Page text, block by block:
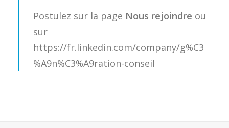
Postulez sur la page Nous rejoindre ou
sur
https://fr.linkedin.com/company/g%C3
%A9n%C3%A9ration-conseil